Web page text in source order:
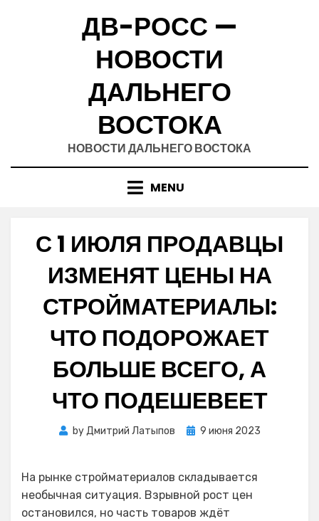
ДВ-РОСС —
НОВОСТИ
ДАЛЬНЕГО
ВОСТОКА
НОВОСТИ ДАЛЬНЕГО ВОСТОКА
MENU
С 1 ИЮЛЯ ПРОДАВЦЫ
ИЗМЕНЯТ ЦЕНЫ НА
СТРОЙМАТЕРИАЛЫ:
ЧТО ПОДОРОЖАЕТ
БОЛЬШЕ ВСЕГО, А
ЧТО ПОДЕШЕВЕЕТ
byДмитрий Латыпов
Posted
9 июня 2023
На рынке стройматериалов складывается
необычная ситуация. Взрывной рост цен
остановился, но часть товаров ждёт